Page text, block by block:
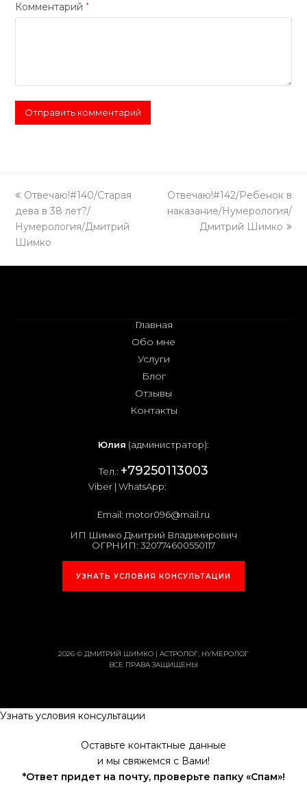
Комментарий*
previous
post:
Отвечаю!#140/Старая
дева в 38 лет?/
Нумерология/Дмитрий
Шимко
next
post:
Отвечаю!#142/Ребенок в
наказание/Нумерология/
Дмитрий Шимко
Главная
Обо мне
Услуги
Блог
Отзывы
Контакты
Юлия (администратор):
Тел.: +79250113003
Viber | WhatsApp:
Email: motor096@mail.ru
ИП Шимко Дмитрий Владимирович
ОГРНИП: 320774600550117
УЗНАТЬ УСЛОВИЯ КОНСУЛЬТАЦИИ
2026 © ДМИТРИЙ ШИМКО | АСТРОЛОГ, НУМЕРОЛОГ
ВСЕ ПРАВА ЗАЩИЩЕНЫ
Узнать условия консультации
Оставьте контактные данные
и мы свяжемся с Вами!
*Ответ придет на почту, проверьте папку «Спам»!